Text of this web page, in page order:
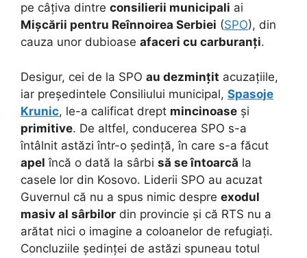
pe câțiva dintre consilierii municipali ai
Mișcării pentru Reînnoirea Serbiei (SPO), din
cauza unor dubioase afaceri cu carburanți.
Desigur, cei de la SPO au dezmințit acuzațiile,
iar președintele Consiliului municipal, Spasoje
Krunic, le-a calificat drept mincinoase și
primitive. De altfel, conducerea SPO s-a
întâlnit astăzi într-o ședință, în care s-a făcut
apel încă o dată la sârbi să se întoarcă la
casele lor din Kosovo. Liderii SPO au acuzat
Guvernul că nu a spus nimic despre exodul
masiv al sârbilor din provincie și că RTS nu a
arătat nici o imagine a coloanelor de refugiați.
Concluziile ședinței de astăzi spuneau totul